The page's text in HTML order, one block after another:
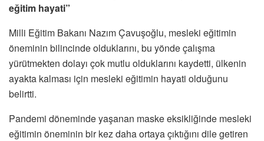
eğitim hayati”
Milli Eğitim Bakanı Nazım Çavuşoğlu, mesleki eğitimin
öneminin bilincinde olduklarını, bu yönde çalışma
yürütmekten dolayı çok mutlu olduklarını kaydetti, ülkenin
ayakta kalması için mesleki eğitimin hayati olduğunu
belirtti.
Pandemi döneminde yaşanan maske eksikliğinde mesleki
eğitimin öneminin bir kez daha ortaya çıktığını dile getiren